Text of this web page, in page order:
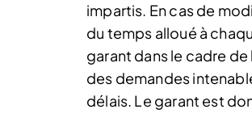
impartis. En cas de
du temps alloué à
garant dans le cadre
des demandes
délais. Le garant est